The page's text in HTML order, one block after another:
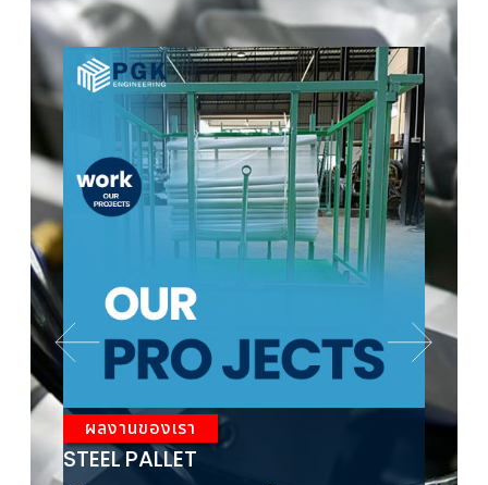
ผลงานของเรา
STEEL PALLET